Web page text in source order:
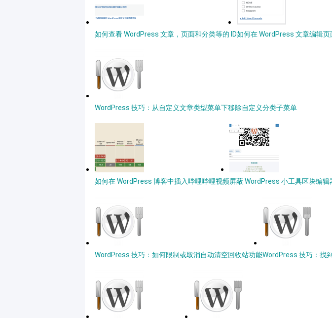
如何查看 WordPress 文章，页面和分类等的 ID如何在 WordPress 文章编辑
WordPress 技巧：从自定义文章类型菜单下移除自定义分类子菜单
如何在 WordPress 博客中插入哔哩哔哩视频屏蔽 WordPress 小工具区块编
WordPress 技巧：如何限制或取消自动清空回收站功能WordPress 技巧：找